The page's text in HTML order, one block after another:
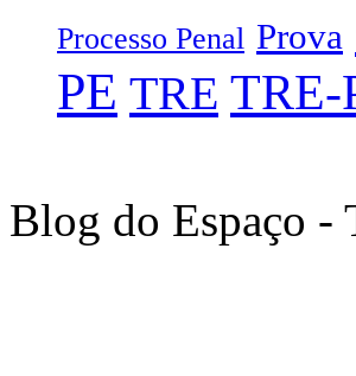
Processo Penal Prova
PE TRE TRE-
Blog do Espaço -